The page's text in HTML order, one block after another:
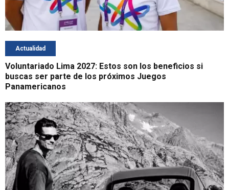
Actualidad
Voluntariado Lima 2027: Estos son los beneficios si
buscas ser parte de los próximos Juegos
Panamericanos